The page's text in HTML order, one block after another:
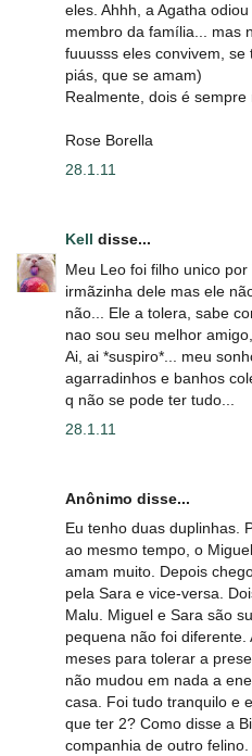
eles. Ahhh, a Agatha
membro da família... mas
fuuusss eles convivem,
piás, que se amam)
Realmente, dois é sempre
Rose Borella
28.1.11
Kell disse...
Meu Leo foi filho unico
irmãzinha dele mas ele
não... Ele a tolera, sabe
nao sou seu melhor
Ai, ai *suspiro*... meu
agarradinhos e banhos
q não se pode ter tudo...
28.1.11
Anônimo disse...
Eu tenho duas duplinhas.
ao mesmo tempo, o
amam muito. Depois
pela Sara e vice-versa.
Malu. Miguel e Sara são
pequena não foi diferente.
meses para tolerar a
não mudou em nada a
casa. Foi tudo tranquilo e
que ter 2? Como disse a
companhia de outro